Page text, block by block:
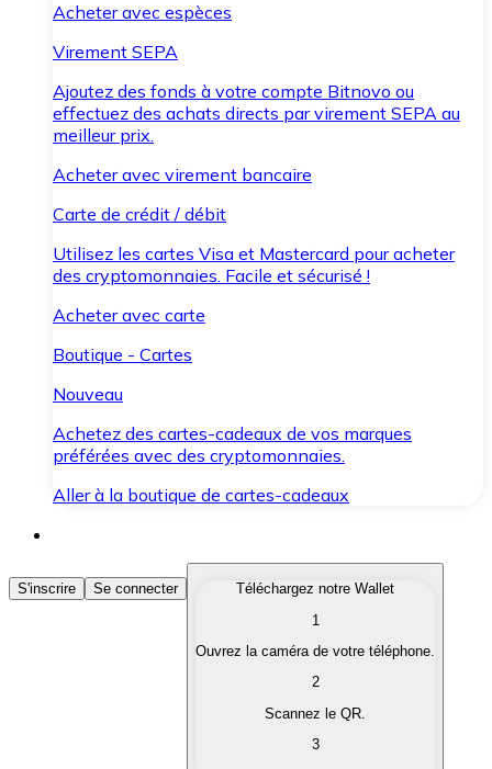
Acheter avec espèces
Virement SEPA
Ajoutez des fonds à votre compte Bitnovo ou
effectuez des achats directs par virement SEPA au
meilleur prix.
Acheter avec virement bancaire
Carte de crédit / débit
Utilisez les cartes Visa et Mastercard pour acheter
des cryptomonnaies. Facile et sécurisé !
Acheter avec carte
Boutique - Cartes
Nouveau
Achetez des cartes-cadeaux de vos marques
préférées avec des cryptomonnaies.
Aller à la boutique de cartes-cadeaux
Acheter des Cryptomonnaies
Achetez les cryptomonnaies qui vous intéressent
Convertissez vos cryptomonnaies en monnaie
S'inscrire Se connecter
Téléchargez notre Wallet
1
Ouvrez la caméra de votre téléphone.
2
Scannez le QR.
3